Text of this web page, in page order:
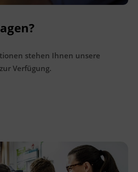
stehen Ihnen unsere
Verfügung.